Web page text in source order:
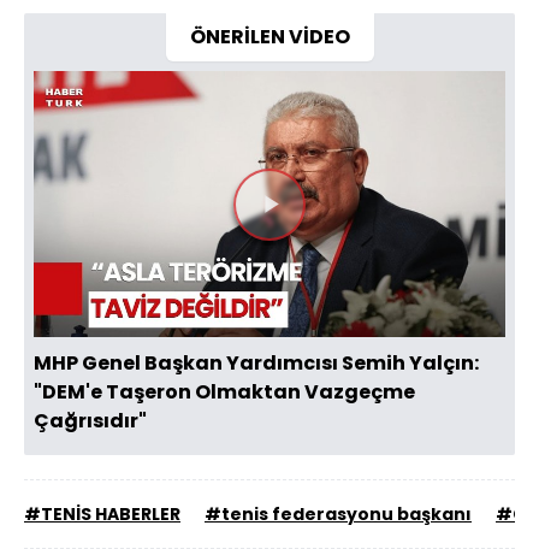
ÖNERİLEN VİDEO
Videoyu
Oynat
MHP Genel Başkan Yardımcısı Semih Yalçın:
"DEM'e Taşeron Olmaktan Vazgeçme
Çağrısıdır"
#TENİS HABERLER #tenis federasyonu başkanı